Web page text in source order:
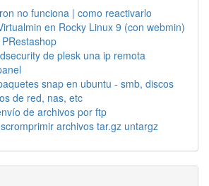
no funciona | como reactivarlo
en Rocky Linux 9 (con webmin)
de plesk una ip remota
snap en ubuntu - smb, discos
de red, nas, etc
de archivos por ftp
archivos tar.gz untargz